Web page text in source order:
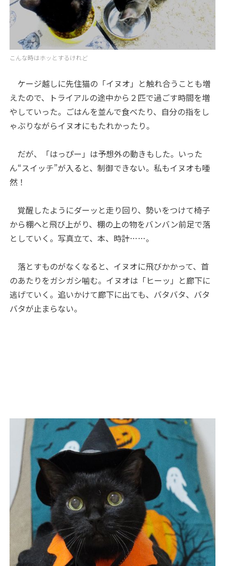
こんな時はホッとするけれど
ケージ越しに先住猫の「イヌオ」と触れ合うことも増
えたので、トライアルの途中から２匹で過ごす時間を増
やしていった。ごはんを並んで食べたり、自分の指をし
ゃぶりながらイヌオにもたれかったり。
だが、「はっぴー」は予想外の動きもした。いった
ん“スイッチ”が入ると、制御できない。私もイヌオも唖
然！
覚醒したようにダーッと走り回り、勢いをつけて椅子
から棚へと飛び上がり、棚の上の物をバンバン前足で落
としていく。写真立て、本、時計……。
落とすものがなくなると、イヌオに飛びかかって、首
のあたりをガシガシ噛む。イヌオは「ヒーッ」と廊下に
逃げていく。追いかけて廊下に出ても、バタバタ、バタ
バタが止まらない。